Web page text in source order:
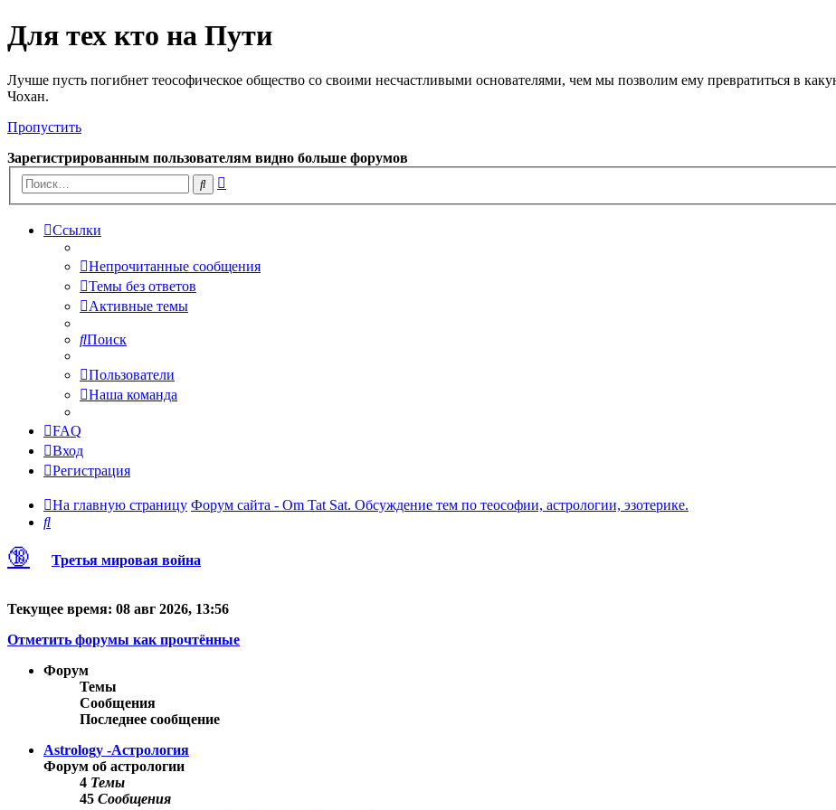
Для тех кто на Пути
Лучше пусть погибнет теософическое общество со своими несчастливыми основателями, чем мы позволим ему превратиться в
Чохан.
Пропустить
Зарегистрированным пользователям видно больше форумов
Поиск
Ссылки
Непрочитанные сообщения
Темы без ответов
Активные темы
Поиск
Пользователи
Наша команда
FAQ
Вход
Регистрация
На главную страницу Форум сайта - Om Tat Sat. Обсуждение тем по теософии, астрологии, эзотерике.
Поиск
🔞 Третья мировая война
Текущее время: 08 авг 2026, 13:56
Отметить форумы как прочтённые
Форум
Темы
Сообщения
Последнее сообщение
Astrology -Астрология
Форум об астрологии
4 Темы
45 Сообщения